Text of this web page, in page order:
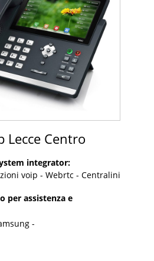
Lecce Centro
integrator:
voip - Webrtc - Centralini
per assistenza e
-